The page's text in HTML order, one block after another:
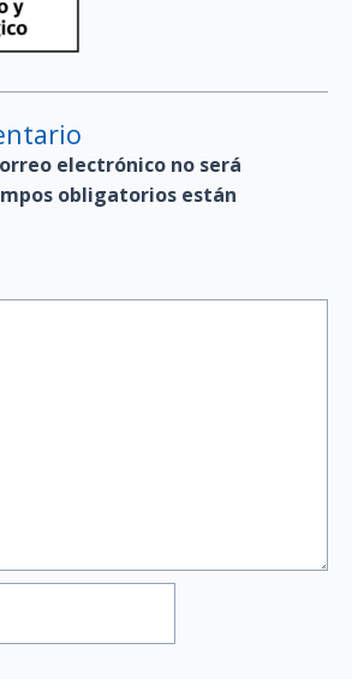
electrónico no será
obligatorios están